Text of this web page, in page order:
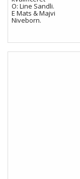
O: Line Sandli.
E Mats & Majvi
Niveborn.